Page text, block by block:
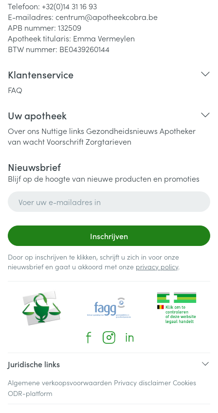
Telefoon: +32(0)14 31 16 93
E-mailadres: centrum@apotheekcobra.be
APB nummer: 132509
Apotheek titularis: Emma Vermeylen
BTW nummer: BE0439260144
Klantenservice
FAQ
Uw apotheek
Over ons Nuttige links Gezondheidsnieuws Apotheker
van wachtVoorschriftZorgtarieven
Nieuwsbrief
Blijf op de hoogte van nieuwe producten en promoties
Inschrijven
Door op inschrijven te klikken, schrijft u zich in voor onze
nieuwsbrief en gaat u akkoord met onze privacy policy.
Juridische links
Algemene verkoopsvoorwaarden Privacy disclaimer Cookies
ODR-platform